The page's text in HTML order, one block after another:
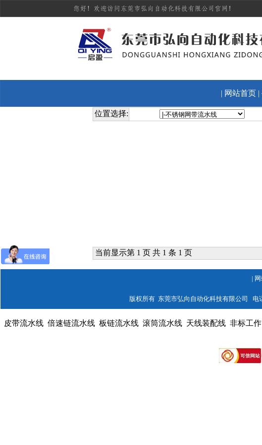
| 网站首页 |
位置选择:
当前显示第 1 页 共 1 条 1 页
|
版权所有 东莞市弘向自动化科技有限公司 电
皮带流水线 倍速链流水线 板链流水线 滚筒流水线 天线装配线 非标工